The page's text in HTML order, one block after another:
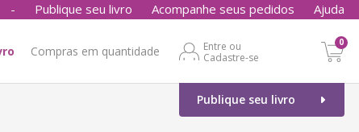
- Publique seu livro Acompanhe seus pedidos Ajuda
Compras em quantidade
Entre ou
Cadastre-se
0
Publique seu livro